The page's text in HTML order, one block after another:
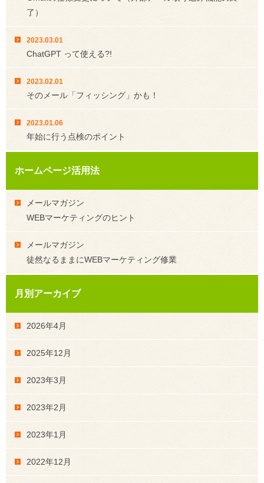
了）
2023.03.01
ChatGPT って使える?!
2023.02.01
そのメール「フィッシング」かも！
2023.01.06
年始に行う点検のポイント
ホームページ活用法
メールマガジン
WEBマーケティングのヒント
メールマガジン
徒然なるままにWEBマーケティング修業
月別アーカイブ
2026年4月
2025年12月
2023年3月
2023年2月
2023年1月
2022年12月